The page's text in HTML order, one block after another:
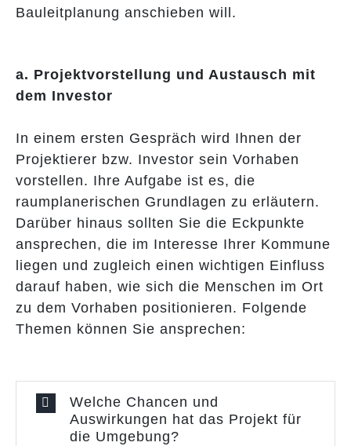
Bauleitplanung anschieben will.
a. Projektvorstellung und Austausch mit
dem Investor
In einem ersten Gespräch wird Ihnen der
Projektierer bzw. Investor sein Vorhaben
vorstellen. Ihre Aufgabe ist es, die
raumplanerischen Grundlagen zu erläutern.
Darüber hinaus sollten Sie die Eckpunkte
ansprechen, die im Interesse Ihrer Kommune
liegen und zugleich einen wichtigen Einfluss
darauf haben, wie sich die Menschen im Ort
zu dem Vorhaben positionieren. Folgende
Themen können Sie ansprechen:
Welche Chancen und
Auswirkungen hat das Projekt für
die Umgebung?